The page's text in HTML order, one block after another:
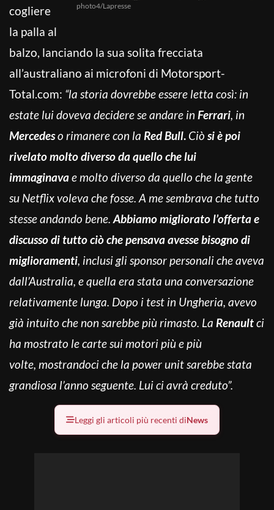
photo4/Lapresse
cogliere
la palla al
balzo, lanciando la sua solita frecciata
all’australiano ai microfoni di Motorsport-
Total.com: “la storia dovrebbe essere letta così: in
estate lui doveva decidere se andare in Ferrari, in
Mercedeso rimanere con la Red Bull. Ciò si è poi
rivelato molto diverso da quello che lui
immaginavae molto diverso da quello che la gente
su Netflix voleva che fosse. A me sembrava che tutto
stesse andando bene. Abbiamo migliorato l’offerta e
discusso di tutto ciò che pensava avesse bisogno di
miglioramenti, inclusi gli sponsor personali che aveva
dall’Australia, e quella era stata una conversazione
relativamente lunga. Dopo i test in Ungheria, avevo
già intuito che non sarebbe più rimasto. La Renaultci
ha mostrato le carte sui motori più e più
volte, mostrandoci che la power unit sarebbe stata
grandiosa l’anno seguente. Lui ci avrà creduto”.
Leggi gli articoli più recenti diNews